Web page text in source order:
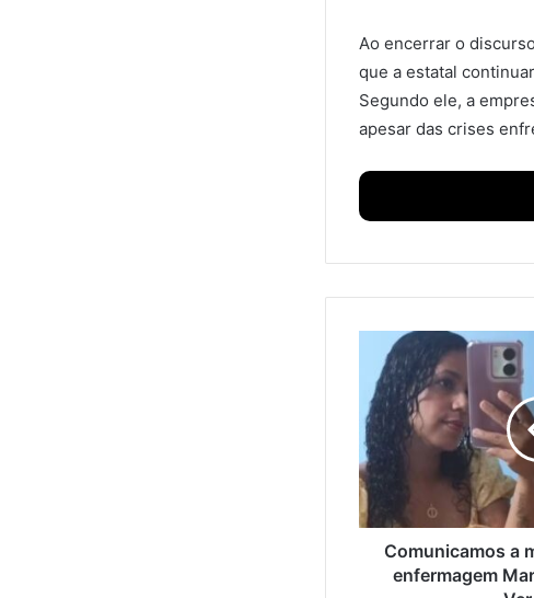
Ao encerrar o
que a estatal
Segundo ele, a
apesar das crises
Comunicamos a
enfermagem